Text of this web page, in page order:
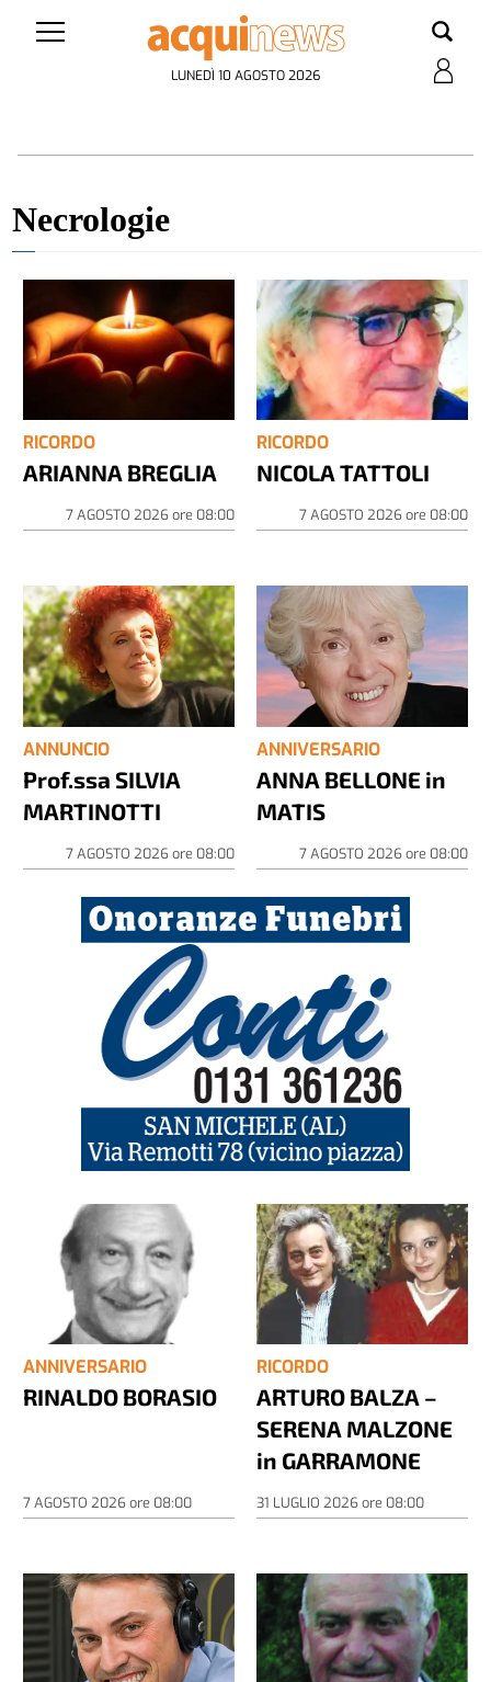
LUNEDÌ 10 AGOSTO 2026
Necrologie
RICORDO
ARIANNA BREGLIA
7 AGOSTO 2026ore 08:00
RICORDO
NICOLA TATTOLI
7 AGOSTO 2026ore 08:00
ANNUNCIO
Prof.ssa SILVIA
MARTINOTTI
7 AGOSTO 2026ore 08:00
ANNIVERSARIO
ANNA BELLONE in
MATIS
7 AGOSTO 2026ore 08:00
ANNIVERSARIO
RINALDO BORASIO
7 AGOSTO 2026ore 08:00
RICORDO
ARTURO BALZA –
SERENA MALZONE
in GARRAMONE
31 LUGLIO 2026ore 08:00